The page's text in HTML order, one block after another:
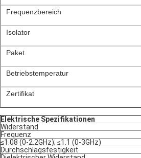
Frequenzbereich
Isolator
Paket
Betriebstemperatur
Zertifikat
Elektrische Spezifikationen
Widerstand
Frequenz
≤1.08 (0-2.2GHz); ≤1.1 (0-3GHz)
Durchschlagsfestigkeit